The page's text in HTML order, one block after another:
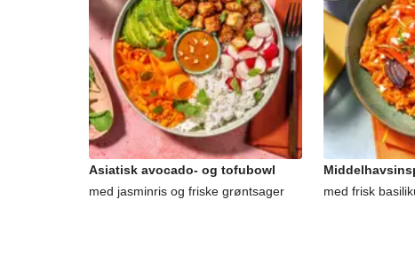
Asiatisk avocado- og tofubowl
med jasminris og friske grøntsager
med frisk